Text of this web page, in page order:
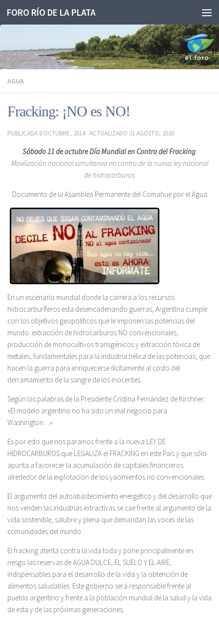
Saltar al contenido
FORO RÍO DE LA PLATA
AGUA
Fracking: ¡NO es NO!
PUBLICADA 8 OCTUBRE, 2014· ACTUALIZADO 31 AGOSTO, 2020
Sábado 11 de octubre Día Mundial en Contra del Fracking.
Movilización nacional simultanea en contra de la nueva ley nacional
de hidrocarburos
Documento de la Asamblea Permanente del Comahue por el Agua
En un escenario mundial donde la carrera a los recursos
hidrocarburíferos esta desencadenando guerras, Argentina cumple
con los objetivos geopolíticos que le imponen las potencias del
mundo: extracción de hidrocarburos NO convencionales,
producción de monocultivos transgénicos y extracción tóxica de
metales, fundamentales para la industria bélica de las potencias, que
hacen la guerra para enriquecerse ilícitamente al costo del
derramamiento de la sangre de los inocentes.
Según las palabras de la Presidente Cristina Fernández de Kirchner:
«El modelo argentino no ha sido un mal negocio para
Washington…»
Es por esto que nos paramos frente a la nueva LEY DE
HIDROCARBUROS que LEGALIZA el FRACKING en este País y que sólo
apunta a favorecer la acumulación de capitales financieros
alrededor de la explotación de los yacimientos no convencionales.
El argumento del autoabastecimiento energético y del desarrollo que
nos venden las industrias extractivas se cae frente al argumento de la
vida sostenible, salubre y plena que demandan las voces de las
comunidades del mundo.
El fracking atenta contra la vida toda y pone principalmente en
riesgo las reservas de AGUA DULCE, EL SUELO Y EL AIRE,
indispensables para el desarrollo de la vida y la obtención de
alimentos saludables. Este gobierno será responsable frente al
pueblo argentino y frente a la población mundial de la salud y la vida
de esta y de las próximas generaciones.